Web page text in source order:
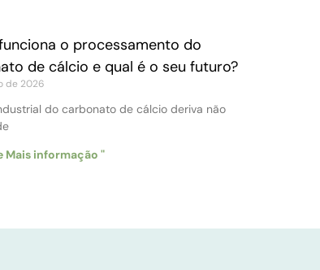
o processamento do
de cálcio e qual é o seu futuro?
de 2026
do carbonato de cálcio deriva não
Mais informação "